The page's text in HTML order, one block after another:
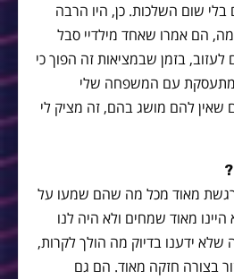
בלי שום השלכות. כן, היו הרבה
הם אמרו שאחד מילדיי סבל
בזמן שבמציאות זה הפוך כי
עם המשפחה שלי
שאין להם מושג בהם, זה מציק לי
מאוד מכל מה שהם שמעו על
מאוד שמחים ולא היה לנו
שלא ידענו בדיוק מה הולך לקרות,
בצורה חזקה מאוד. הם גם